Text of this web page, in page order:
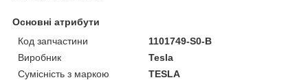
Основні атрибути
Код запчастини
1101749-S0-B
Виробник
Tesla
Сумісність з маркою
TESLA